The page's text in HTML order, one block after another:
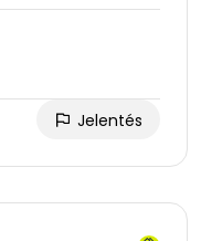
Jelentés